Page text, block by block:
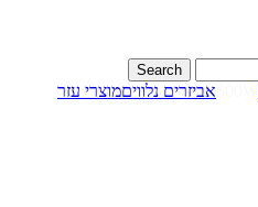
Search
אביזרים נלוויםמוצרי עזר